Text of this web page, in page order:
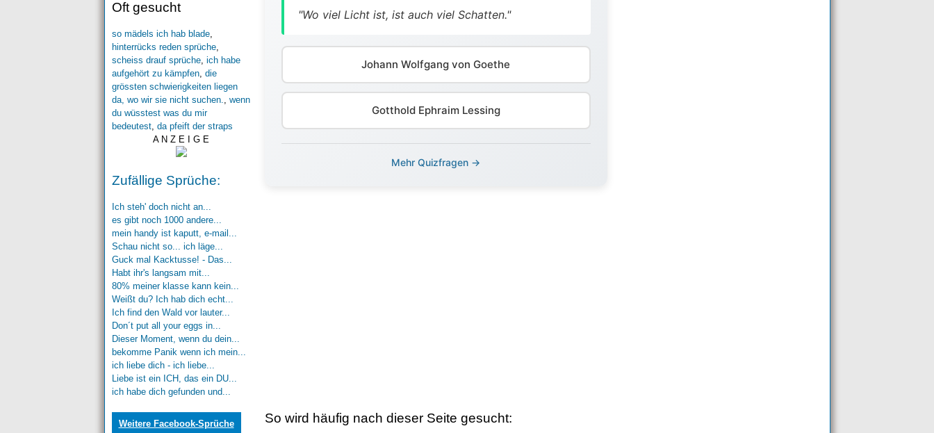
Oft gesucht
so mädels ich hab blade,
hinterrücks reden sprüche,
scheiss drauf sprüche, ich habe
aufgehört zu kämpfen, die
grössten schwierigkeiten liegen
da, wo wir sie nicht suchen., wenn
du wüsstest was du mir
bedeutest, da pfeift der straps
A N Z E I G E
Zufällige Sprüche:
Ich steh' doch nicht an...
es gibt noch 1000 andere...
mein handy ist kaputt, e-mail...
Schau nicht so... ich läge...
Guck mal Kacktusse! - Das...
Habt ihr's langsam mit...
80% meiner klasse kann kein...
Weißt du? Ich hab dich echt...
Ich find den Wald vor lauter...
Don´t put all your eggs in...
Dieser Moment, wenn du dein...
bekomme Panik wenn ich mein...
ich liebe dich - ich liebe...
Liebe ist ein ICH, das ein DU...
ich habe dich gefunden und...
Weitere Facebook-Sprüche
"Wo viel Licht ist, ist auch viel Schatten."
Johann Wolfgang von Goethe
Gotthold Ephraim Lessing
Mehr Quizfragen →
So wird häufig nach dieser Seite gesucht: